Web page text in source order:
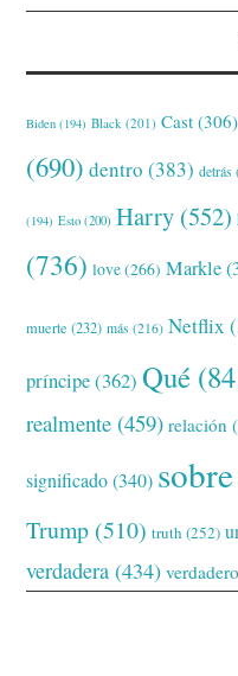
Biden (194) Black (201) Cast (306)
(690) dentro (383) detrás
(194) Esto (200) Harry (552)
(736) love(266) Markle
muerte (232) más (216) Netflix
príncipe(362) Qué
realmente (459) relación
significado(340) sobre
Trump (510) truth (252)
verdadera (434) verdadero